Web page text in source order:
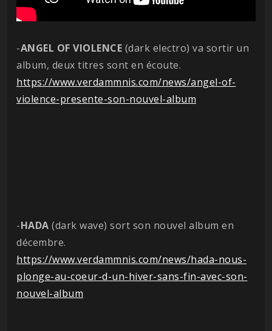
-ANGEL OF VIOLENCE (dark electro) va sortir un
album, deux titres sont en écoute.
https://www.verdammnis.com/news/angel-of-
violence-presente-son-nouvel-album
-HADA (dark wave) sort son nouvel album en
décembre.
https://www.verdammnis.com/news/hada-nous-
plonge-au-coeur-d-un-hiver-sans-fin-avec-son-
nouvel-album